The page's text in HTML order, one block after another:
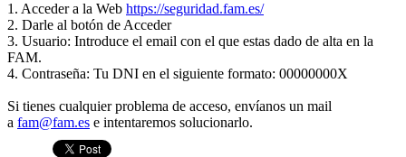
1. Acceder a la Web https://seguridad.fam.es/
2. Darle al botón de Acceder
3. Usuario: Introduce el email con el que estas dado de alta en la
FAM.
4. Contraseña: Tu DNI en el siguiente formato: 00000000X
Si tienes cualquier problema de acceso, envíanos un mail
a fam@fam.es e intentaremos solucionarlo.